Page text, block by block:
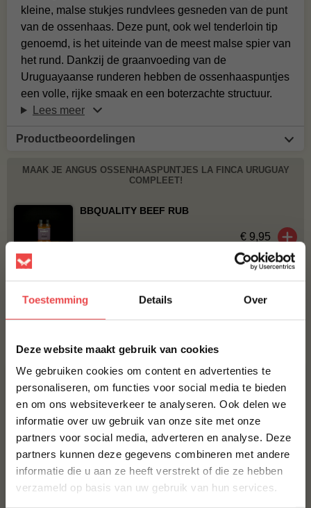
Toestemming Details Over
Deze website maakt gebruik van cookies
We gebruiken cookies om content en advertenties te
personaliseren, om functies voor social media te bieden
en om ons websiteverkeer te analyseren. Ook delen we
informatie over uw gebruik van onze site met onze
partners voor social media, adverteren en analyse. Deze
partners kunnen deze gegevens combineren met andere
informatie die u aan ze heeft verstrekt of die ze hebben
verzameld op basis van uw gebruik van hun services.
kleine, malse stukjes rundvlees gesneden van de punt
van de ossenhaas. Deze punt, ook wel tenderloin tip
genoemd, is het uiteinde van de meest malse spier van
het rund. Dankzij de graanvoeding van de
Uruguayaanse runderen hebben de ossenhaaspuntjes
een volle, rijke smaak en een boterzachte structuur.
Lees meer
Productbeoordelingen
MAAK JE ANGUS OSSENHAASPUNTJES LA FINCA URUGUAY
COMPLEET!
BBQUALITY BEEF RUB
€ 9,95
€ 10,50
Angus kogelbiefstuk
Angus burger, 6 halen 5
10% korting op je
eerste bestelling*
Schrijf je in voor onze nieuwsbrief en ontvang direct
10% korting op jouw eerste bestelling.
VOORNAAM